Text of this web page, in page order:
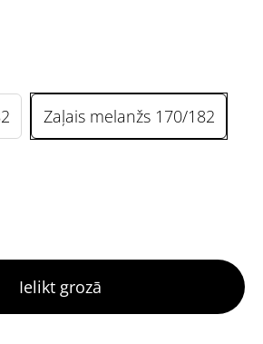
Zaļais melanžs 170/182
Ielikt grozā